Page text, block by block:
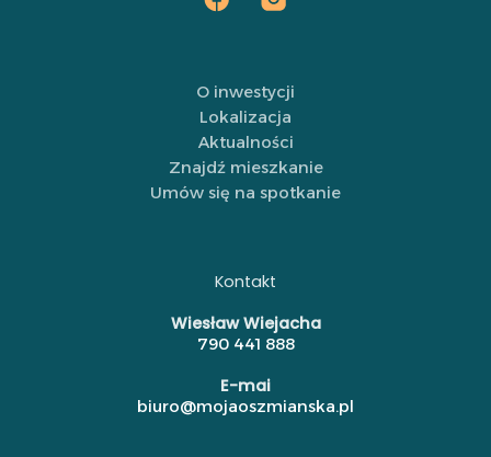
O inwestycji
Lokalizacja
Aktualności
Znajdź mieszkanie
Umów się na spotkanie
Kontakt
Wiesław Wiejacha
790 441 888
E-mai
biuro@mojaoszmianska.pl